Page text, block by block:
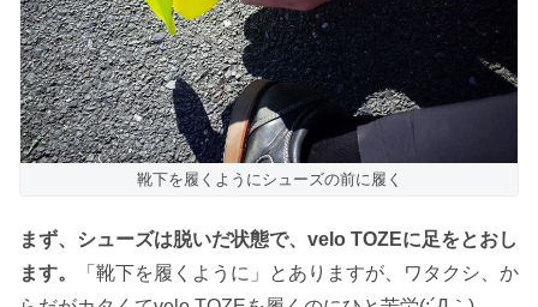
靴下を履くようにシューズの前に履く
まず、シューズは脱いだ状態で、velo TOZEに足をとおし
ます。
「靴下を履くように」とありますが、ワタクシ、か